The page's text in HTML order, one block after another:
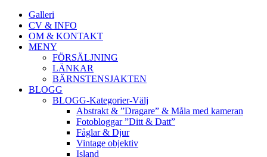
Galleri
CV & INFO
OM & KONTAKT
MENY
FÖRSÄLJNING
LÄNKAR
BÄRNSTENSJAKTEN
BLOGG
BLOGG-Kategorier-Välj
Abstrakt & ”Dragare” & Måla med kameran
Fotobloggar ”Ditt & Datt”
Fåglar & Djur
Vintage objektiv
Island